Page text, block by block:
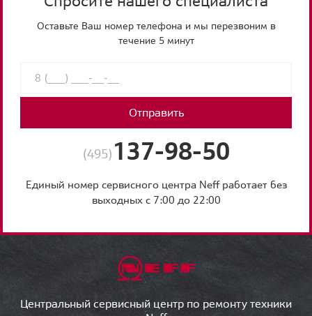
Оставьте Ваш номер телефона и мы перезвоним в
течение 5 минут
Отправить
(495) 137-98-50
Единый номер сервисного центра Neff работает без
выходных с 7:00 до 22:00
Центральный сервисный центр по ремонту техники